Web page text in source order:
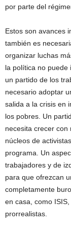
por parte del
Estos son avances
también es
organizar luchas
la política no puede
un partido de los
necesario adoptar
salida a la crisis en
los pobres. Un
necesita crecer
núcleos de
programa. Un
trabajadores y de
para que ofrezcan
completamente
en casa, como
prorrealistas.